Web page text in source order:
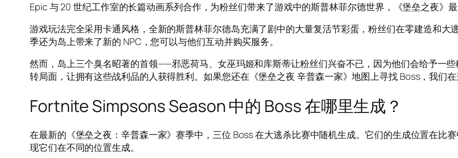
Epic 与 20 世纪工作室的长篇动画系列合作，为粉丝们带来了游戏中的斯普林菲尔德世界，《堡垒之夜》
游戏玩法完全采用卡通风格，全新的斯普林菲尔德岛充满了剧中的大量复活节彩蛋，粉丝们在零建造和大
季还为岛上带来了新的 NPC，您可以与他们互动并购买服务。
然而，岛上三个臭名昭著的首领——邪恶荷马、女巫玛姬和库斯蒂让粉丝们兴奋不已，因为他们会给予一
转局面，让拥有这些战利品的人获得胜利。如果您还在《堡垒之夜 辛普森一家》地图上寻找 Boss，我们
Fortnite Simpsons Season 中的 Boss 在哪里生成？
在最新的《堡垒之夜：辛普森一家》赛季中，三位 Boss 在大逃杀比赛中随机生成。它们的生成位置在比
现它们在不同的位置生成。